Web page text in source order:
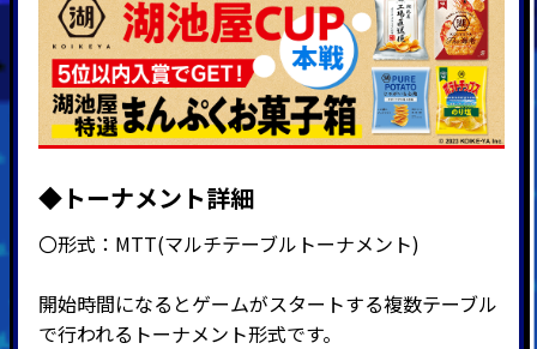
◆トーナメント詳細
〇形式： MTT(マルチテーブルトーナメント)
開始時間になるとゲームがスタートする複数テーブル
で行われるトーナメント形式です。